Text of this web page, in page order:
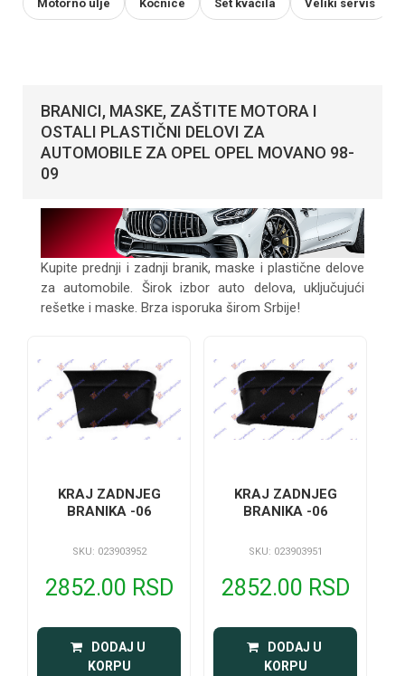
Motorno ulje Kočnice Set kvačila Veliki servis
BRANICI, MASKE, ZAŠTITE MOTORA I
OSTALI PLASTIČNI DELOVI ZA
AUTOMOBILE ZA OPEL OPEL MOVANO 98-
09
Kupite prednji i zadnji branik, maske i plastične delove
za automobile. Širok izbor auto delova, uključujući
rešetke i maske. Brza isporuka širom Srbije!
KRAJ ZADNJEG
BRANIKA -06
SKU: 023903952
2852.00 RSD
DODAJ U
KORPU
KRAJ ZADNJEG
BRANIKA -06
SKU: 023903951
2852.00 RSD
DODAJ U
KORPU